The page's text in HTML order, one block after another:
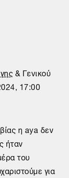
& Γενικού
17:00
η aya δεν
ήταν
του
για